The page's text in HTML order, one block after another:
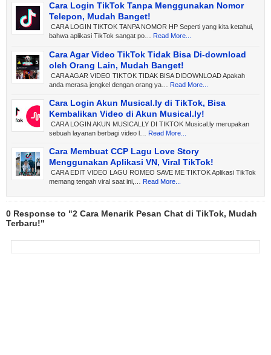
Cara Login TikTok Tanpa Menggunakan Nomor
Telepon, Mudah Banget!
CARA LOGIN TIKTOK TANPA NOMOR HP Seperti yang kita ketahui,
bahwa aplikasi TikTok sangat po… Read More...
Cara Agar Video TikTok Tidak Bisa Di-download
oleh Orang Lain, Mudah Banget!
CARA AGAR VIDEO TIKTOK TIDAK BISA DIDOWNLOAD Apakah
anda merasa jengkel dengan orang ya…
Read More...
Cara Login Akun Musical.ly di TikTok, Bisa
Kembalikan Video di Akun Musical.ly!
CARA LOGIN AKUN MUSICALLY DI TIKTOK Musical.ly merupakan
sebuah layanan berbagi video l…
Read More...
Cara Membuat CCP Lagu Love Story
Menggunakan Aplikasi VN, Viral TikTok!
CARA EDIT VIDEO LAGU ROMEO SAVE ME TIKTOK Aplikasi TikTok
memang tengah viral saat ini,…
Read More...
0 Response to "2 Cara Menarik Pesan Chat di TikTok, Mudah
Terbaru!"